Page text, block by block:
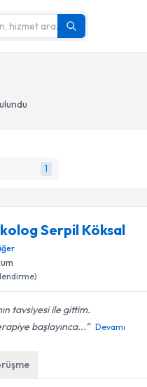
1
Serpil Köksal
tavsiyesi ile gittim.
başlayınca...
Devamı